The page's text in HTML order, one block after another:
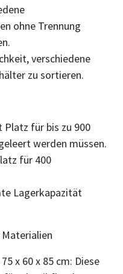
ohne Trennung
verschiedene
zu sortieren.
Platz für bis zu 900
werden müssen.
für 400
Lagerkapazität
x 60 x 85 cm: Diese